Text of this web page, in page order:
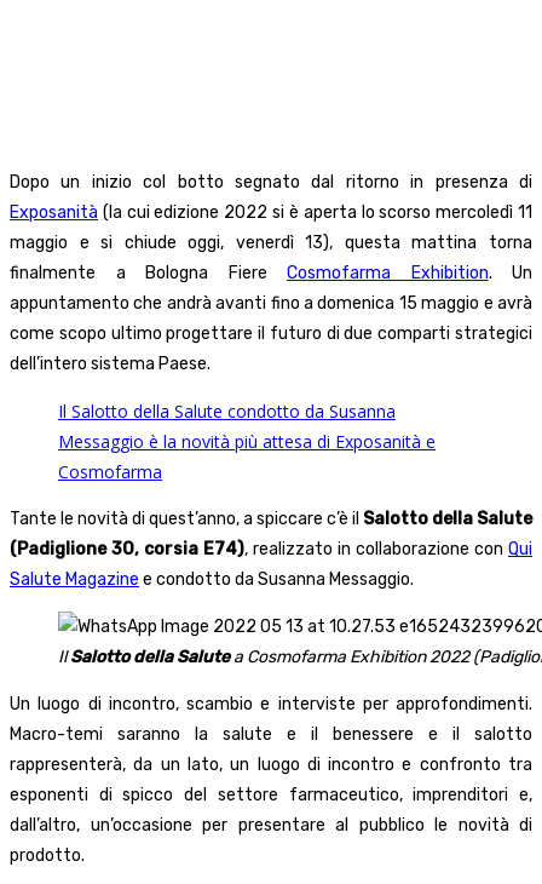
Dopo un inizio col botto segnato dal ritorno in presenza di
Exposanità (la cui edizione 2022 si è aperta lo scorso mercoledì 11
maggio e si chiude oggi, venerdì 13), questa mattina torna
finalmente a Bologna Fiere Cosmofarma Exhibition. Un
appuntamento che andrà avanti fino a domenica 15 maggio e avrà
come scopo ultimo progettare il futuro di due comparti strategici
dell’intero sistema Paese.
Il Salotto della Salute condotto da Susanna
Messaggio è la novità più attesa di Exposanità e
Cosmofarma
Tante le novità di quest’anno, a spiccare c’è il Salotto della Salute
(Padiglione 30, corsia E74), realizzato in collaborazione con Qui
Salute Magazine e condotto da Susanna Messaggio.
IlSalotto della Salutea Cosmofarma Exhibition 2022
Un luogo di incontro, scambio e interviste per approfondimenti.
Macro-temi saranno la salute e il benessere e il salotto
rappresenterà, da un lato, un luogo di incontro e confronto tra
esponenti di spicco del settore farmaceutico, imprenditori e,
dall’altro, un’occasione per presentare al pubblico le novità di
prodotto.